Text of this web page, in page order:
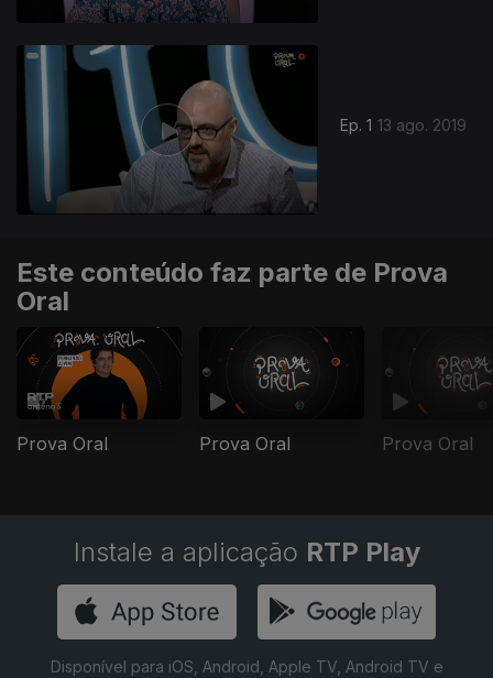
Ep. 1 13 ago. 2019
Este conteúdo faz parte de Prova
Oral
Prova Oral Prova Oral Prova Oral
Instale a aplicação RTP Play
Disponível para iOS, Android, Apple TV, Android TV e